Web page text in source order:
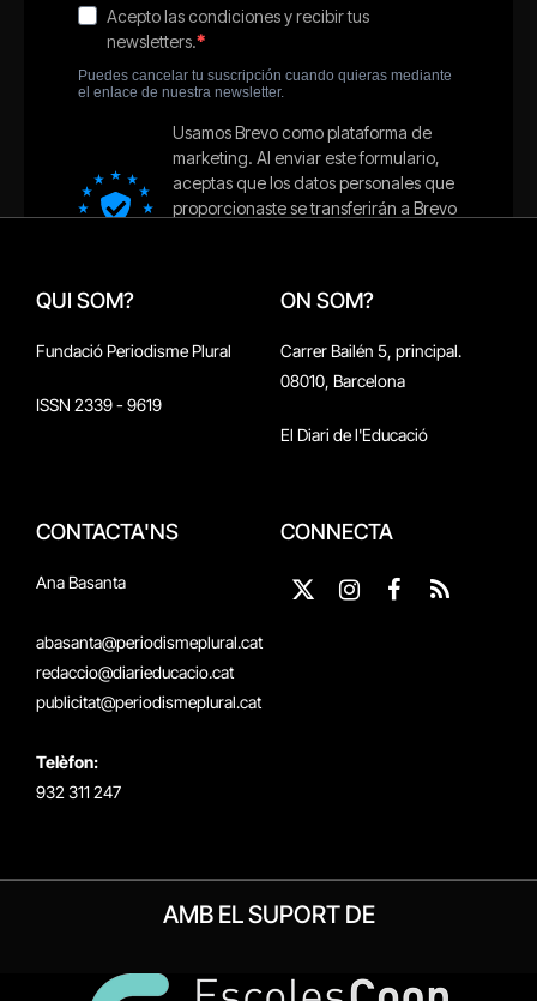
QUI SOM?
Fundació Periodisme Plural
ISSN 2339 - 9619
ON SOM?
Carrer Bailén 5, principal.
08010, Barcelona
El Diari de l'Educació
CONTACTA'NS
Ana Basanta
abasanta@periodismeplural.cat
redaccio@diarieducacio.cat
publicitat@periodismeplural.cat
Telèfon:
932 311 247
CONNECTA
X
Instagram
Facebook
RSS
AMB EL SUPORT DE